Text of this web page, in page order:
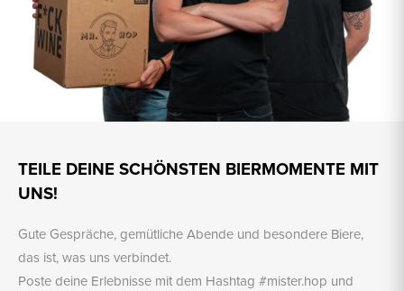
TEILE DEINE SCHÖNSTEN BIERMOMENTE MIT
UNS!
Gute Gespräche, gemütliche Abende und besondere Biere,
das ist, was uns verbindet.
Poste deine Erlebnisse mit dem Hashtag #mister.hop und